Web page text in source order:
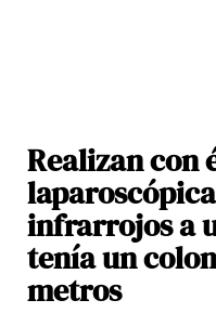
Realizan con
infrarrojos a
tenía un
metros